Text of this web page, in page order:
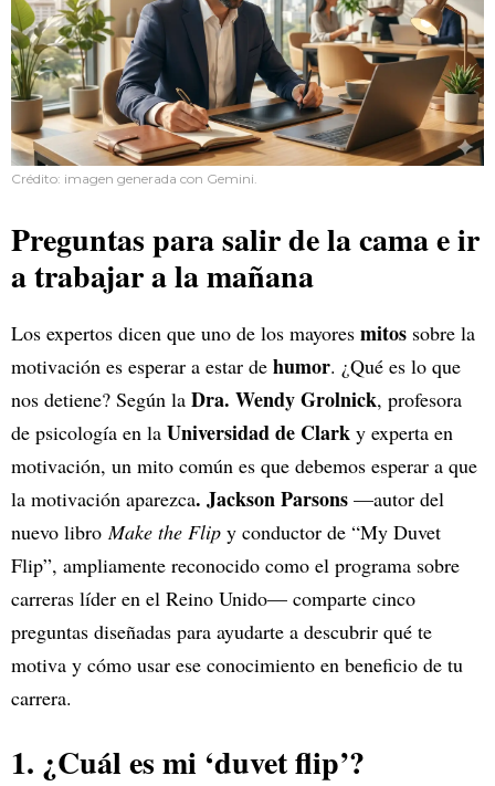
Crédito: imagen generada con Gemini.
Preguntas para salir de la cama e ir
a trabajar a la mañana
Los expertos dicen que uno de los mayores mitos sobre la
motivación es esperar a estar de humor. ¿Qué es lo que
nos detiene? Según la Dra. Wendy Grolnick, profesora
de psicología en la Universidad de Clark y experta en
motivación, un mito común es que debemos esperar a que
la motivación aparezca. Jackson Parsons —autor del
nuevo libro Make the Flip y conductor de “My Duvet
Flip”, ampliamente reconocido como el programa sobre
carreras líder en el Reino Unido— comparte cinco
preguntas diseñadas para ayudarte a descubrir qué te
motiva y cómo usar ese conocimiento en beneficio de tu
carrera.
1. ¿Cuál es mi ‘duvet flip’?